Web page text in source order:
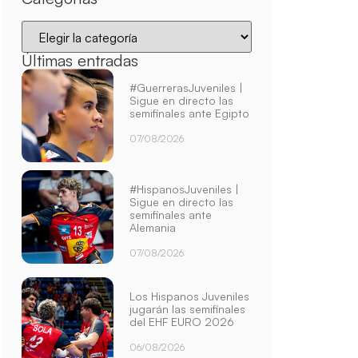
Últimas entradas
#GuerrerasJuveniles |
Sigue en directo las
semifinales ante Egipto
07/08/2026
#HispanosJuveniles |
Sigue en directo las
semifinales ante
Alemania
07/08/2026
Los Hispanos Juveniles
jugarán las semifinales
del EHF EURO 2026
06/08/2026